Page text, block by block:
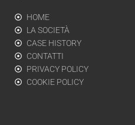
HOME
LA SOCIETÀ
CASE HISTORY
CONTATTI
PRIVACY POLICY
COOKIE POLICY